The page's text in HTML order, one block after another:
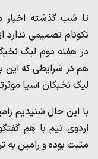
تا شب گذشته اخبار
نکونام تصمیمی ندارد
در هفته دوم لیگ
لیگ نخبگان آسیا
با این حال شنیدیم
اردوی تیم با هم
مثبت بوده و رامین